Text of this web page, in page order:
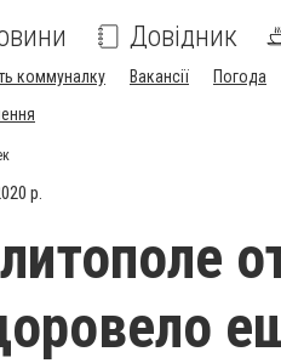
Довідник
коммуналку Вакансії Погода
р.